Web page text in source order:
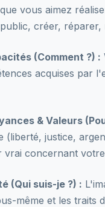
vous aimez
créer, réparer,
(Comment ?) :
acquises par
& Valeurs
(liberté, justice,
vrai concernant
(Qui suis-je ?) :
même et les traits